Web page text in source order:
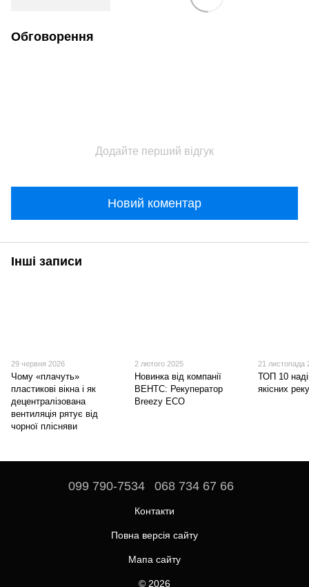
Обговорення
Додайте перший відгук
Новий коментар
Інші записи
29 червня 2026
Чому «плачуть»
пластикові вікна і як
децентралізована
вентиляція рятує від
чорної плісняви
2 лютого 2025
Новинка від компанії
ВЕНТС: Рекуператор
Breezy ECO
21 листопада
ТОП 10
якісних
099 790-7534 068 734 67 66
Контакти
Повна версія сайту
Мапа сайту
© 2026